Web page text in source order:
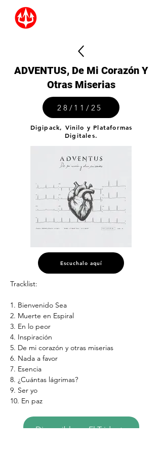
ADVENTUS, De Mi Corazón Y
Otras Miserias
28/11/25
Digipack, Vinilo y Plataformas
Digitales.
Escuchalo aquí
Tracklist:
1. Bienvenido Sea
2. Muerte en Espiral
3. En lo peor
4. Inspiración
5. De mi corazón y otras miserias
6. Nada a favor
7. Esencia
8. ¿Cuántas lágrimas?
9. Ser yo
10. En paz
Disponible en El Tridente